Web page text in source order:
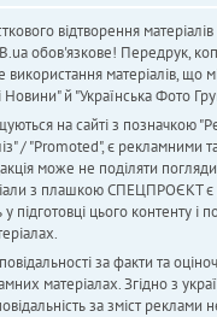
відтворення
обов'язкове! Передрук,
використання матеріалів, що
Новини" й "Українська Фото
на сайті з позначкою
/ "Promoted", є рекламними
може не поділяти
з плашкою СПЕЦПРОЄКТ
підготовці цього контенту і
за факти та
матеріалах. Згідно з
за зміст реклами